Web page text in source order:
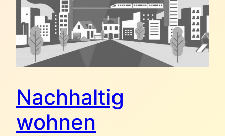
Nachhaltig
wohnen